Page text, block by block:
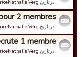
. درتاریخ Verg…
2 membres
. درتاریخ Verg…
1 membre
. درتاریخ Verg…